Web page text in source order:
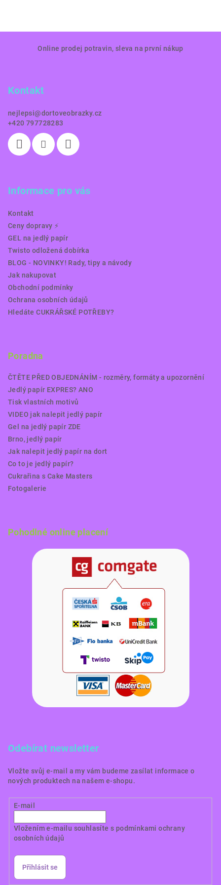
Online prodej potravin, sleva na první nákup
Kontakt
nejlepsi@dortoveobrazky.cz
+420 797728283
Informace pro vás
Kontakt
Ceny dopravy ⚡️
GEL na jedlý papír
Twisto odložená dobírka
BLOG - NOVINKY! Rady, tipy a návody
Jak nakupovat
Obchodní podmínky
Ochrana osobních údajů
Hledáte CUKRÁŘSKÉ POTŘEBY?
Poradna
ČTĚTE PŘED OBJEDNÁNÍM - rozměry, formáty a upozornění
Jedlý papír EXPRES? ANO
Tisk vlastních motivů
VIDEO jak nalepit jedlý papír
Gel na jedlý papír ZDE
Brno, jedlý papír
Jak nalepit jedlý papír na dort
Co to je jedlý papír?
Cukrařina s Cake Masters
Fotogalerie
Pohodlné online placení
Odebírat newsletter
Vložte svůj e-mail a my vám budeme zasílat informace o
nových produktech na našem e-shopu.
E-mail
Vložením e-mailu souhlasíte s podmínkami ochrany
osobních údajů
Přihlásit se